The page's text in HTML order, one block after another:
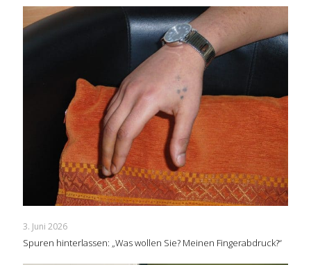
3. Juni 2026
Spuren hinterlassen: „Was wollen Sie? Meinen Fingerabdruck?“